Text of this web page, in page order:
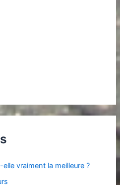
elle vraiment la meilleure ?